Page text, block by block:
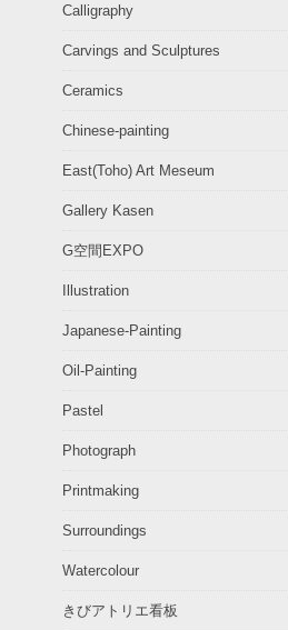
Calligraphy
Carvings and Sculptures
Ceramics
Chinese-painting
East(Toho) Art Meseum
Gallery Kasen
G空間EXPO
Illustration
Japanese-Painting
Oil-Painting
Pastel
Photograph
Printmaking
Surroundings
Watercolour
きびアトリエ看板